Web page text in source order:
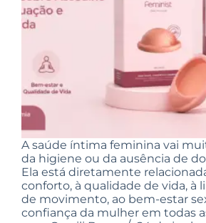
A saúde íntima feminina vai
da higiene ou da ausência de
Ela está diretamente
conforto, à qualidade de vida, à
de movimento, ao bem-estar
confiança da mulher em todas